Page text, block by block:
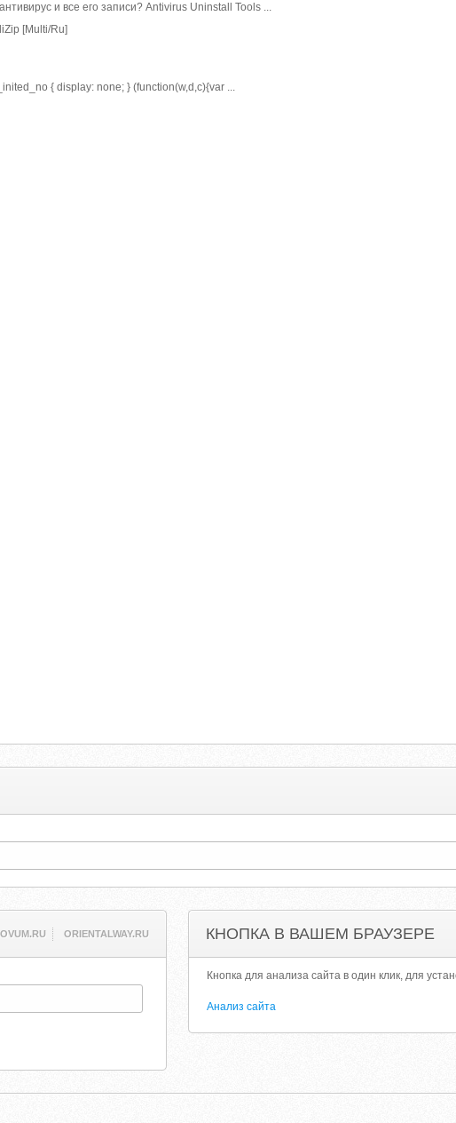
и все его записи? Antivirus Uninstall Tools ...
[Multi/Ru]
{ display: none; } (function(w,d,c){var ...
ORIENTALWAY.RU КНОПКА В ВАШЕМ БРАУЗЕРЕ
Кнопка для анализа сайта в один клик, для
Анализ сайта